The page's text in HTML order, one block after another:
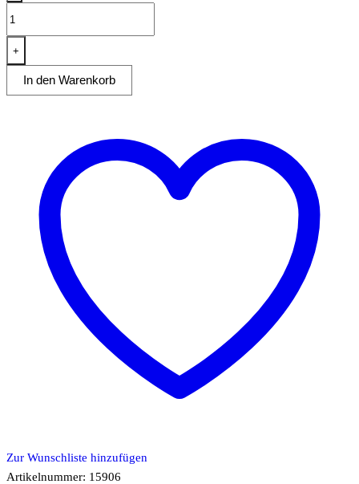
25kg
Teig
400V
+
In den Warenkorb
Zur Wunschliste hinzufügen
Artikelnummer: 15906